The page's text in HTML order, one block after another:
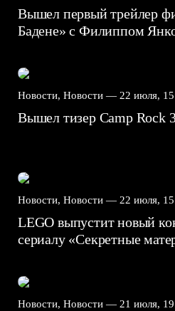
Вышел первый трейлер
Бадене» с Филиппом
Новости, Новости — 22 июля,
Вышел тизер Camp Rock
Новости, Новости — 22 июля,
LEGO выпустит новый
сериалу «Секретные
Новости, Новости — 21 июля,